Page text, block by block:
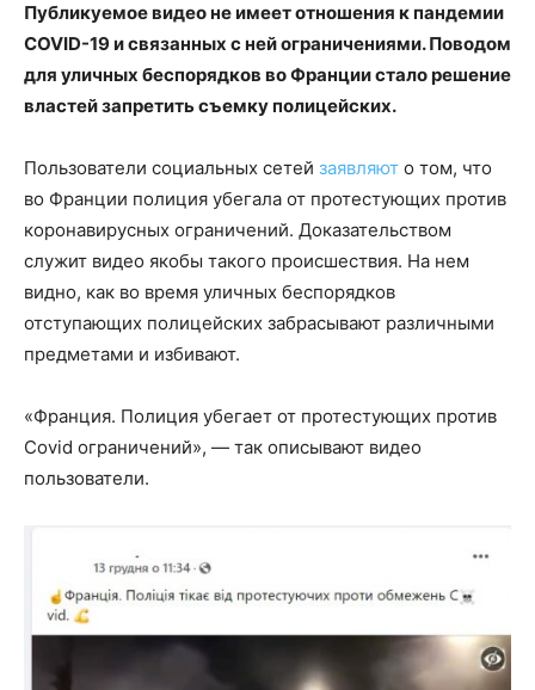
Публикуемое видео не имеет отношения к пандемии
COVID-19 и связанных с ней ограничениями. Поводом
для уличных беспорядков во Франции стало решение
властей запретить съемку полицейских.
Пользователи социальных сетей заявляют о том, что
во Франции полиция убегала от протестующих против
коронавирусных ограничений. Доказательством
служит видео якобы такого происшествия. На нем
видно, как во время уличных беспорядков
отступающих полицейских забрасывают различными
предметами и избивают.
«Франция. Полиция убегает от протестующих против
Covid ограничений», — так описывают видео
пользователи.